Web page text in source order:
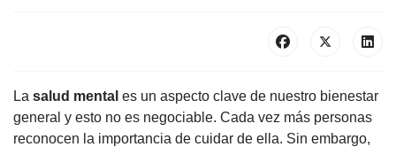
La salud mental es un aspecto clave de nuestro bienestar
general y esto no es negociable. Cada vez más personas
reconocen la importancia de cuidar de ella. Sin embargo,